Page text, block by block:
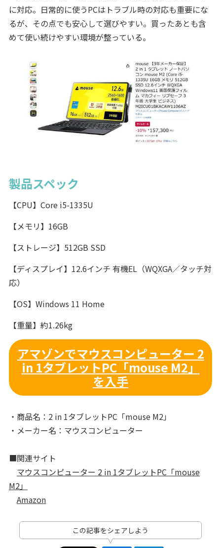
に対応。日常的に使うPCはトラブル時の対応も重要にな
るが、その点でも安心して選びやすい。買ったあとも含
めて使い続けやすい環境が整っている。
製品スペック
【CPU】Core i5-1335U
【メモリ】16GB
【ストレージ】512GB SSD
【ディスプレイ】12.6インチ 有機EL（WQXGA／タッチ対
応）
【OS】Windows 11 Home
【重量】約1.26kg
アマゾンでマウスコンピューター 2
in 1タブレットPC「mouse M2」
を入手
・商品名：2 in 1タブレットPC「mouse M2」
・メーカー名：マウスコンピューター
■関連サイト
マウスコンピューター 2 in 1タブレットPC「mouse
M2」
Amazon
この記事をシェアしよう